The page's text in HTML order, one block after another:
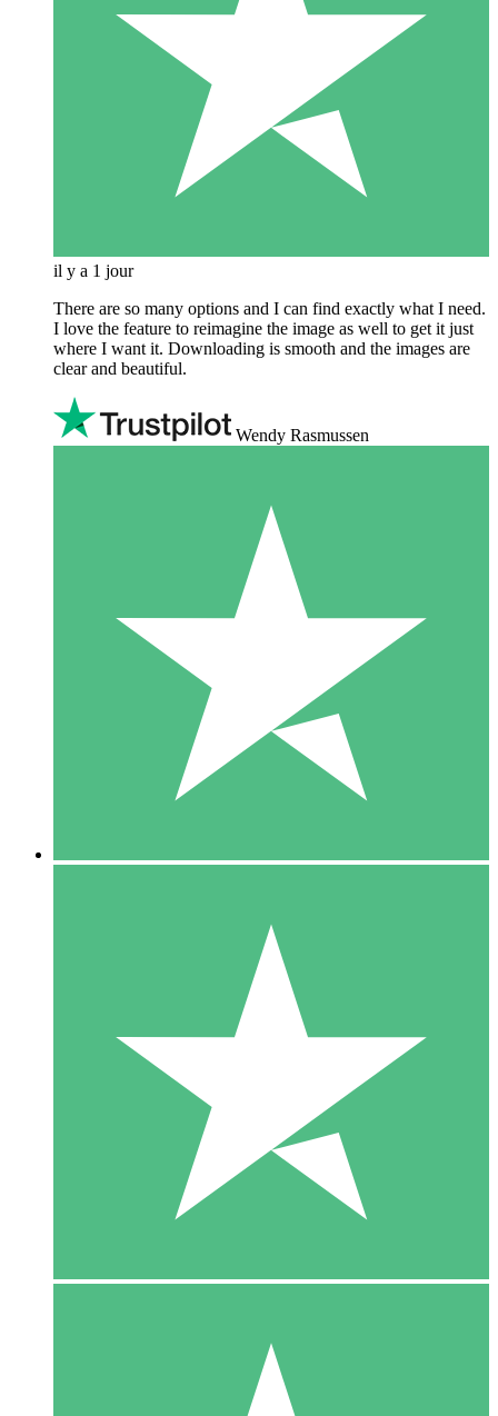
il y a 1 jour
There are so many options and I can find exactly what I need.
I love the feature to reimagine the image as well to get it just
where I want it. Downloading is smooth and the images are
clear and beautiful.
Wendy Rasmussen